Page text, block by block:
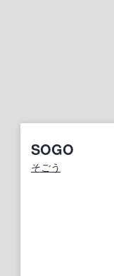
SOGO
そごう